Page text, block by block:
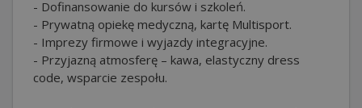
- Dofinansowanie do kursów i szkoleń.
- Prywatną opiekę medyczną, kartę Multisport.
- Imprezy firmowe i wyjazdy integracyjne.
- Przyjazną atmosferę – kawa, elastyczny dress
code, wsparcie zespołu.